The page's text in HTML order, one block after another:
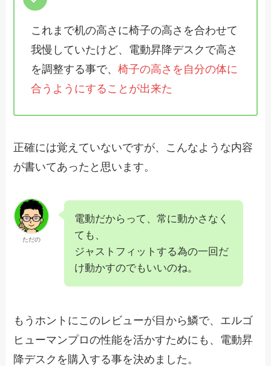
これまで机の高さに椅子の高さを合わせて
我慢していたけど、電動昇降デスクで高さ
を調整する事で、椅子の高さを自分の体に
合うようにすることが出来た
正確には覚えていないですが、こんなような内容
が書いてあったと思います。
ただの
電動だからって、常に動かさなく
ても、
ジャストフィットする為の一回だ
け動かすのでもいいのね。
もうホントにこのレビューが目から鱗で、エルゴ
ヒューマンプロの性能を活かすためにも、電動昇
降デスクを購入する事を決めました。